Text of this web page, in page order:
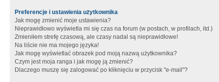
Preferencje i ustawienia użytkownika
Jak mogę zmienić moje ustawienia?
Nieprawidłowo wyświetla mi się czas na forum (w postach, w profilach, itd.)
Zmieniłem strefę czasową, ale czasy nadal są nieprawidłowe!
Na liście nie ma mojego języka!
Jak mogę wyświetlać obrazek pod moją nazwą użytkownika?
Czym jest moja ranga i jak mogę ją zmienić?
Dlaczego muszę się zalogować po kliknięciu w przycisk "e-mail"?